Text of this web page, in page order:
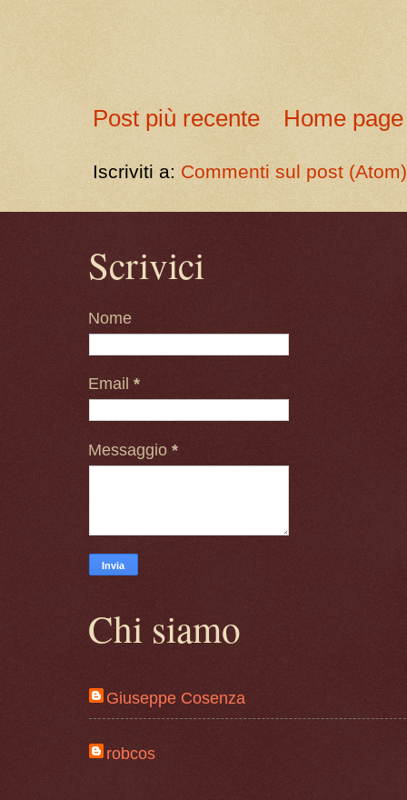
Post più recente Home page
Iscriviti a: Commenti sul post (Atom)
Scrivici
Nome
Email*
Messaggio*
Chi siamo
Giuseppe Cosenza
robcos